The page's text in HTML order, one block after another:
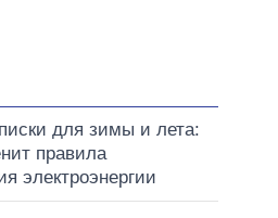
для зимы и лета:
правила
электроэнергии